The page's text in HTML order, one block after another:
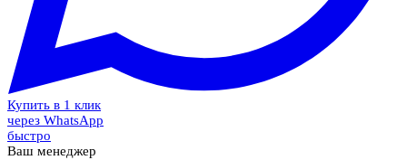
Купить в 1 клик
через WhatsApp
быстро
Ваш менеджер